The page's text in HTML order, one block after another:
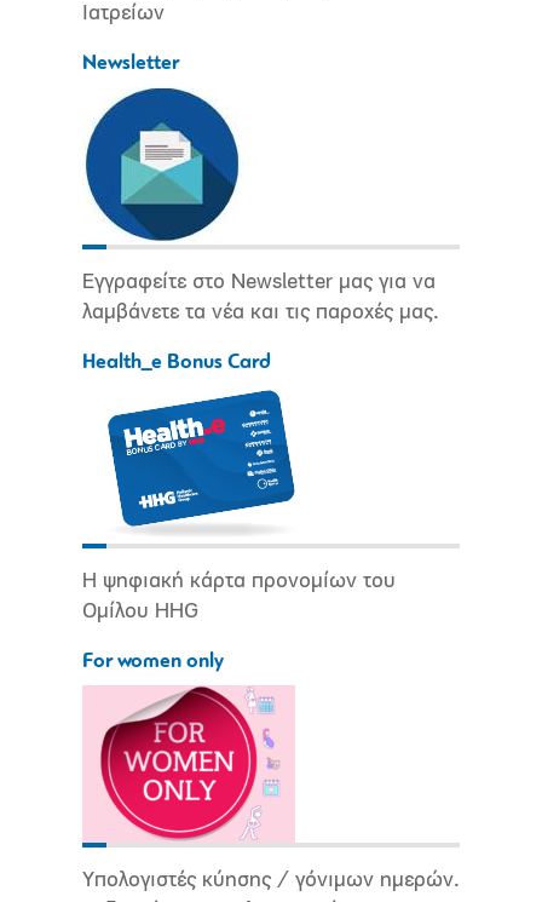
Ιατρείων
Newsletter
Εγγραφείτε στο Newsletter μας για να
λαμβάνετε τα νέα και τις παροχές μας.
Health_e Bonus Card
Η ψηφιακή κάρτα προνομίων του
Ομίλου HHG
For women only
Υπολογιστές κύησης / γόνιμων ημερών.